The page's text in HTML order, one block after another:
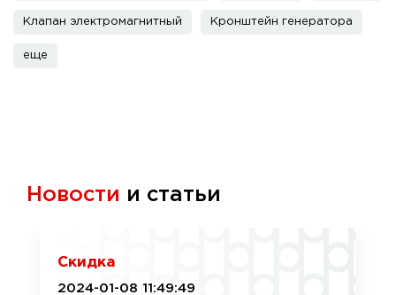
Клапан электромагнитный Кронштейн генератора
еще
Новости и статьи
Скидка
2024-01-08 11:49:49